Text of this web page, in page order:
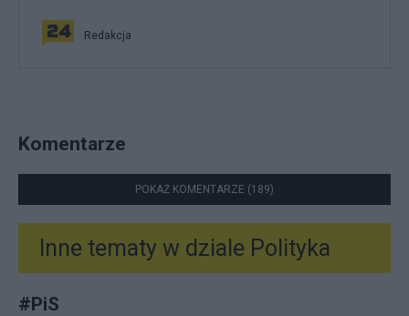
Redakcja
Komentarze
POKAŻ KOMENTARZE (189)
Inne tematy w dziale Polityka
#PiS